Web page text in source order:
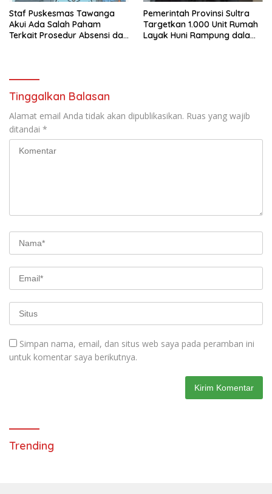
Staf Puskesmas Tawanga
Akui Ada Salah Paham
Terkait Prosedur Absensi dan
Pemerintah Provinsi Sultra
Targetkan 1.000 Unit Rumah
Layak Huni Rampung dalam
Tinggalkan Balasan
Alamat email Anda tidak akan dipublikasikan. Ruas yang wajib
ditandai *
Simpan nama, email, dan situs web saya pada peramban ini
untuk komentar saya berikutnya.
Trending